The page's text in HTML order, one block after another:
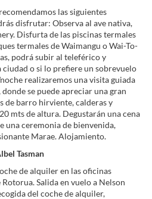
las siguientes
disfrutar: Observa al ave nativa,
Disfurta de las piscinas termales
termales de Waimangu o Wai-To-
podrá subir al teleférico y
o si lo prefiere un sobrevuelo
realizaremos una visita guiada
se puede apreciar una gran
de barro hirviente, calderas y
mts de altura. Degustarán una cena
una ceremonia de bienvenida,
Marae. Alojamiento.
Tasman
de alquiler en las oficinas
Salida en vuelo a Nelson
del coche de alquiler,